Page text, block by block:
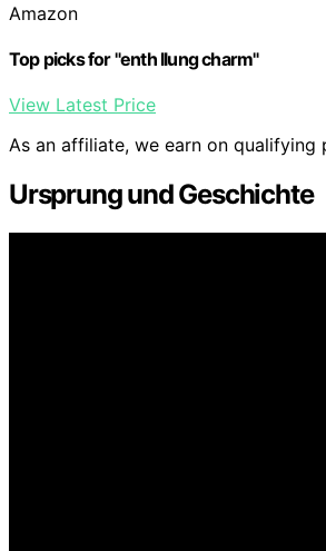
Amazon
Top picks for "enth llung charm"
View Latest Price
As an affiliate, we earn on qualifying
Ursprung und Geschichte